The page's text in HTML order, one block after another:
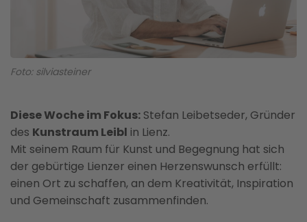
Foto: silviasteiner
Diese Woche im Fokus: Stefan Leibetseder, Gründer
des Kunstraum Leibl in Lienz.
Mit seinem Raum für Kunst und Begegnung hat sich
der gebürtige Lienzer einen Herzenswunsch erfüllt:
einen Ort zu schaffen, an dem Kreativität, Inspiration
und Gemeinschaft zusammenfinden.